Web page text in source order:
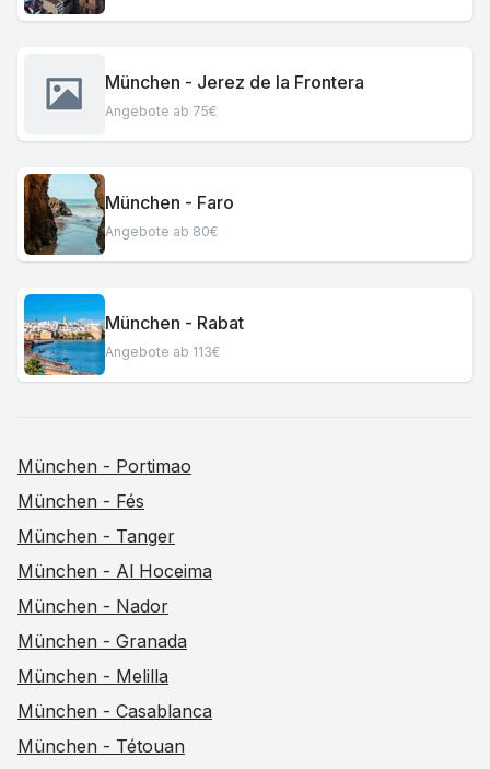
München - Jerez de la Frontera
Angebote ab 75€
München - Faro
Angebote ab 80€
München - Rabat
Angebote ab 113€
München - Portimao
München - Fés
München - Tanger
München - Al Hoceima
München - Nador
München - Granada
München - Melilla
München - Casablanca
München - Tétouan